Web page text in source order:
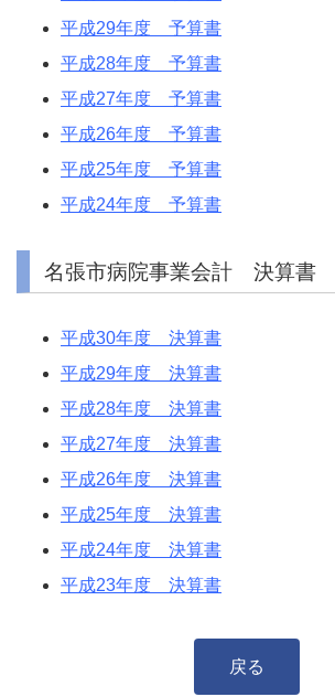
平成29年度 予算書
平成28年度 予算書
平成27年度 予算書
平成26年度 予算書
平成25年度 予算書
平成24年度 予算書
名張市病院事業会計 決算書
平成30年度 決算書
平成29年度 決算書
平成28年度 決算書
平成27年度 決算書
平成26年度 決算書
平成25年度 決算書
平成24年度 決算書
平成23年度 決算書
戻る